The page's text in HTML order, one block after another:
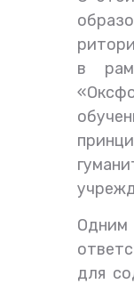
в
Одним
для